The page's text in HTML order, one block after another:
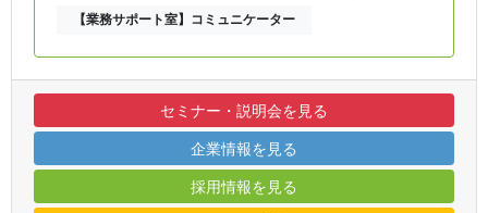
【業務サポート室】コミュニケーター
セミナー・説明会を見る
企業情報を見る
採用情報を見る